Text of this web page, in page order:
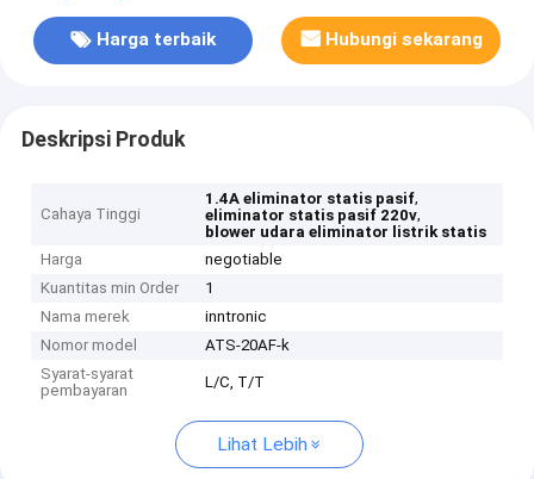
Harga terbaik Hubungi sekarang
Deskripsi Produk
Cahaya Tinggi
1.4A eliminator statis pasif,
eliminator statis pasif 220v,
blower udara eliminator listrik statis
Harga
negotiable
Kuantitas min Order
1
Nama merek
inntronic
Nomor model
ATS-20AF-k
Syarat-syarat
pembayaran
L/C, T/T
Lihat Lebih